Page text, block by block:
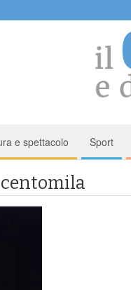
e spettacolo Sport
centomila